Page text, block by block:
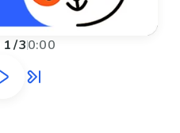
1/30:00